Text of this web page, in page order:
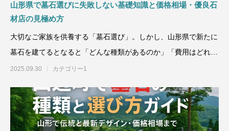
山形県で墓石選びに失敗しない基礎知識と価格相場・優良石
材店の見極め方
大切なご家族を供養する「墓石選び」。しかし、山形県で新たに
墓石を建てるとなると「どんな種類があるのか」「費用はどれく
らいかか
2025.09.30 カテゴリー1